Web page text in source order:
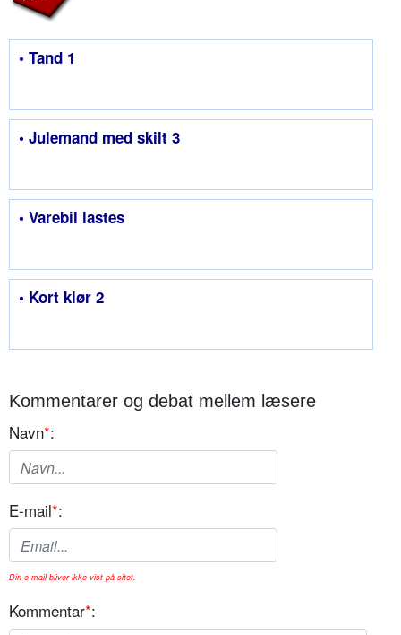
• Tand 1
• Julemand med skilt 3
• Varebil lastes
• Kort klør 2
Kommentarer og debat mellem læsere
Navn*:
E-mail*:
Din e-mail bliver ikke vist på sitet.
Kommentar*: